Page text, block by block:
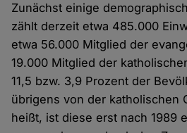
Zunächst einige
zählt derzeit etwa 485.000
etwa 56.000 Mitglied der
19.000 Mitglied der
11,5 bzw. 3,9 Prozent der
übrigens von der katholischen
heißt, ist diese erst nach 1989